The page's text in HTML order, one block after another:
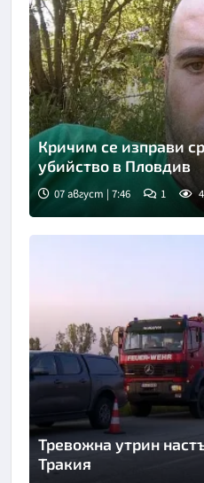
Кричим се изправи
убийство в Пловдив
07 август | 7:46 1
Тревожна утрин
Тракия